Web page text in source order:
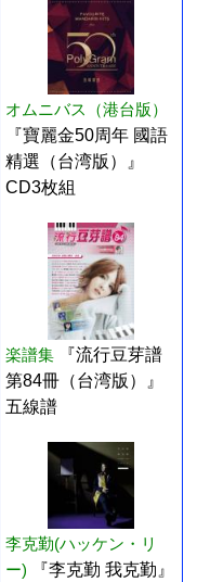
オムニバス（港台版）
『寶麗金50周年 國語
精選（台湾版）』
CD3枚組
楽譜集
『流行豆芽譜
第84冊（台湾版）』
五線譜
李克勤(ハッケン・リ
ー)
『李克勤 我克勤』